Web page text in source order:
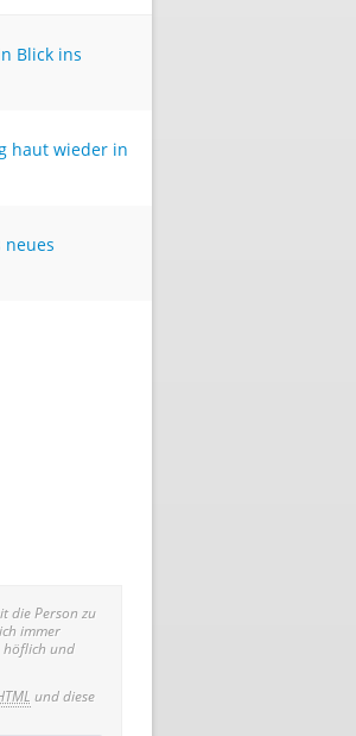
Blick ins
haut wieder in
die Person zu
immer
höflich und
und diese